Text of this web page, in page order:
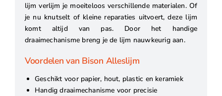
lijm verlijm je moeiteloos verschillende materialen. Of
je nu knutselt of kleine reparaties uitvoert, deze lijm
komt altijd van pas. Door het handige
draaimechanisme breng je de lijm nauwkeurig aan.
Voordelen van Bison Alleslijm
Geschikt voor papier, hout, plastic en keramiek
Handig draaimechanisme voor precisie